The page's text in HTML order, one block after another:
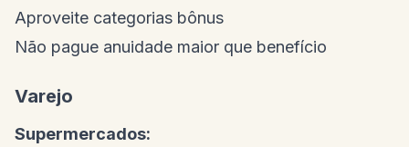
Aproveite categorias bônus
Não pague anuidade maior que benefício
Varejo
Supermercados: